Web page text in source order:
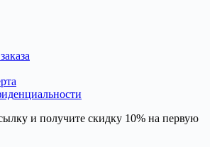
и получите скидку 10% на первую